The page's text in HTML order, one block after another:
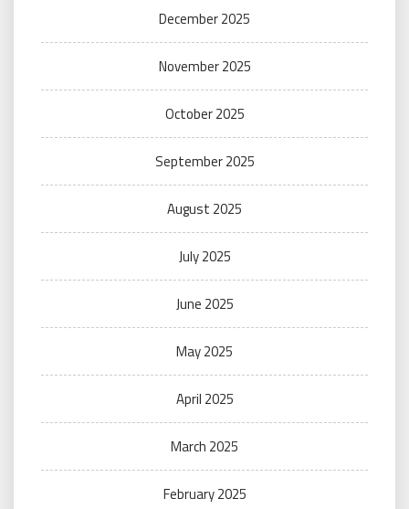
December 2025
November 2025
October 2025
September 2025
August 2025
July 2025
June 2025
May 2025
April 2025
March 2025
February 2025